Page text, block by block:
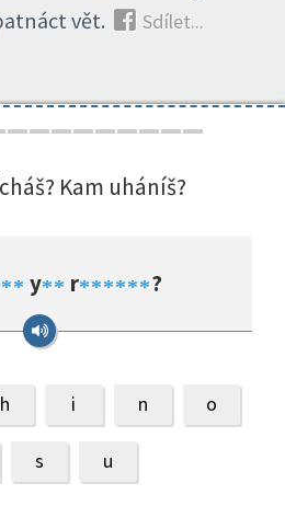
vět.
Sdílet...
Kam uháníš?
** y** r******?
h i n o
s u